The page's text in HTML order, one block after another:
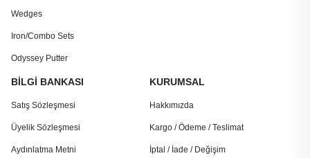
Wedges
Iron/Combo Sets
Odyssey Putter
BİLGİ BANKASI
Satış Sözleşmesi
Üyelik Sözleşmesi
Aydınlatma Metni
KURUMSAL
Hakkımızda
Kargo / Ödeme / Teslimat
İptal / İade / Değişim